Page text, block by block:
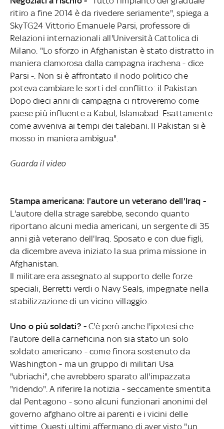
ritiro a fine 2014 è da rivedere seriamente", spiega a
SkyTG24 Vittorio Emanuele Parsi, professore di
Relazioni internazionali all'Università Cattolica di
Milano. "Lo sforzo in Afghanistan è stato distratto in
maniera clamorosa dalla campagna irachena - dice
Parsi -. Non si è affrontato il nodo politico che
poteva cambiare le sorti del conflitto: il Pakistan.
Dopo dieci anni di campagna ci ritroveremo come
paese più influente a Kabul, Islamabad. Esattamente
come avveniva ai tempi dei talebani. Il Pakistan si è
mosso in maniera ambigua".
Guarda il video
Stampa americana: l'autore un veterano dell'Iraq -
L'autore della strage sarebbe, secondo quanto
riportano alcuni media americani, un sergente di 35
anni già veterano dell'Iraq. Sposato e con due figli,
da dicembre aveva iniziato la sua prima missione in
Afghanistan.
Il militare era assegnato al supporto delle forze
speciali, Berretti verdi o Navy Seals, impegnate nella
stabilizzazione di un vicino villaggio.
Uno o più soldati? -C'è però anche l'ipotesi che
l'autore della carneficina non sia stato un solo
soldato americano - come finora sostenuto da
Washington - ma un gruppo di militari Usa
"ubriachi", che avrebbero sparato all'impazzata
"ridendo". A riferire la notizia - seccamente smentita
dal Pentagono - sono alcuni funzionari anonimi del
governo afghano oltre ai parenti e i vicini delle
vittime. Questi ultimi affermano di aver visto "un